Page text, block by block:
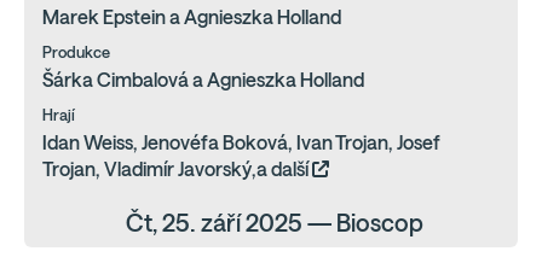
Marek Epstein a Agnieszka Holland
Produkce
Šárka Cimbalová a Agnieszka Holland
Hrají
Idan Weiss, Jenovéfa Boková, Ivan Trojan, Josef
Trojan, Vladimír Javorský,a další
Čt, 25. září 2025 — Bioscop